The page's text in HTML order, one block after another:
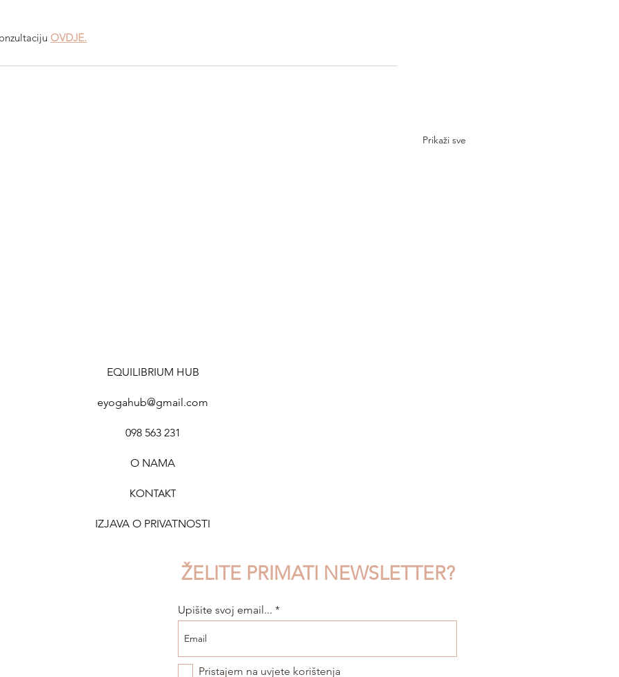
OVDJE.
Prikaži sve
HOLISTIČKOM STUDIJU-I
EQUILIBRIUM HUB
eyogahub@gmail.com
098 563 231
O NAMA
KONTAKT
IZJAVA O PRIVATNOSTI
ŽELITE PRIMATI NEWSLETTER?
Upišite svoj email...
Pristajem na uvjete korištenja